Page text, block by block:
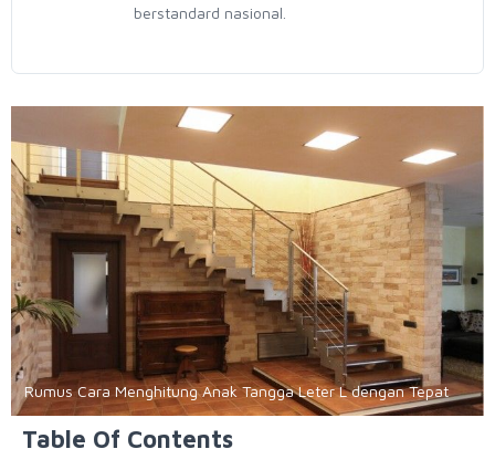
berstandard nasional.
Rumus Cara Menghitung Anak Tangga Leter L dengan Tepat
Table Of Contents